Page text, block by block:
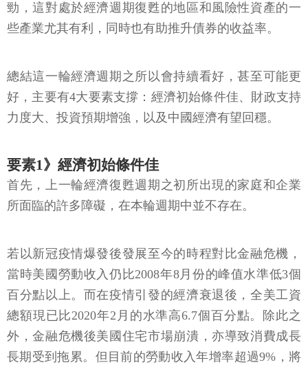
勁，這對處於經濟週期復甦的地區和風險性資產的一
些產業尤其有利，同時也有助推升債券的收益率。
總結這一輪經濟週期之所以會持續看好，甚至可能更
好，主要有4大要素支撐：經濟初始條件佳、財政支持
力度大、投資預期增強，以及中國經濟有望回穩。
要素1》經濟初始條件佳
首先，上一輪經濟復甦週期之初所出現的家庭和企業
所面臨的許多障礙，在本輪週期中並不存在。
若以新冠疫情爆發後發展至今的時程對比金融危機，
當時美國勞動收入仍比2008年8月份的峰值水準低3個
百分點以上。而在疫情引發的經濟衰退後，全美工資
總額現已比2020年2月的水準高6.7個百分點。除此之
外，金融危機後美國住宅市場崩潰，亦導致消費成長
長期受到拖累。但目前的勞動收入年增率超過9%，將